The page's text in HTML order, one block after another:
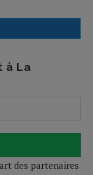
à La
des partenaires